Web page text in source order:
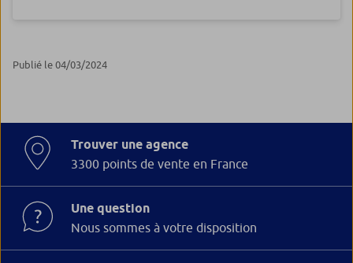
Publié le 04/03/2024
Trouver une agence
3300 points de vente en France
Une question
Nous sommes à votre disposition